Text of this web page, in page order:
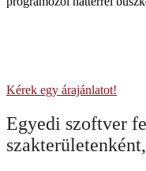
Kérek egy árajánlatot!
Egyedi szoftver